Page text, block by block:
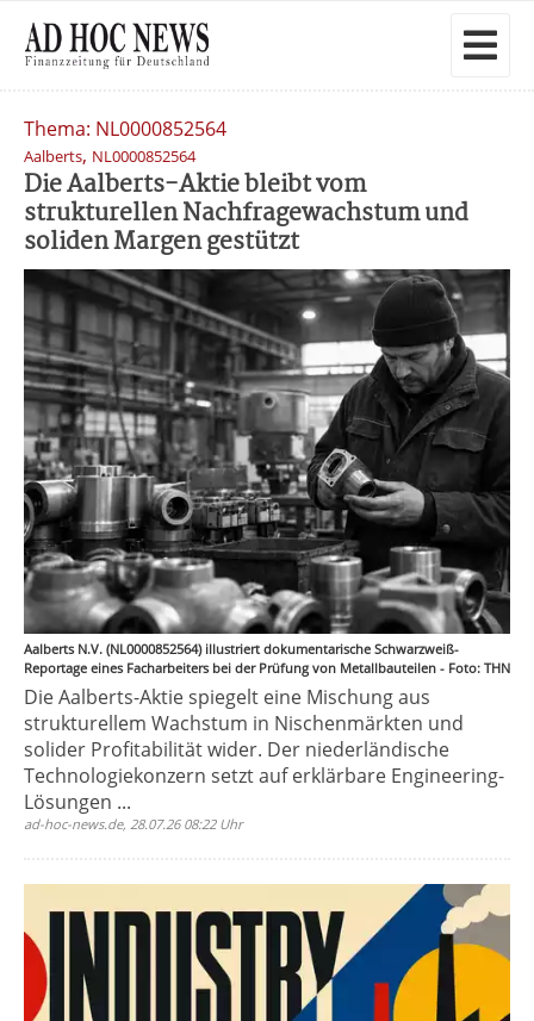
Thema: NL0000852564
Aalberts, NL0000852564
Die Aalberts-Aktie bleibt vom
strukturellen Nachfragewachstum und
soliden Margen gestützt
Aalberts N.V. (NL0000852564) illustriert dokumentarische Schwarzweiß-
Reportage eines Facharbeiters bei der Prüfung von Metallbauteilen - Foto: THN
Die Aalberts-Aktie spiegelt eine Mischung aus
strukturellem Wachstum in Nischenmärkten und
solider Profitabilität wider. Der niederländische
Technologiekonzern setzt auf erklärbare Engineering-
Lösungen ...
ad-hoc-news.de, 28.07.26 08:22 Uhr